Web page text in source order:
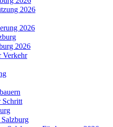
2026
2026
2026
Verkehr
Schritt